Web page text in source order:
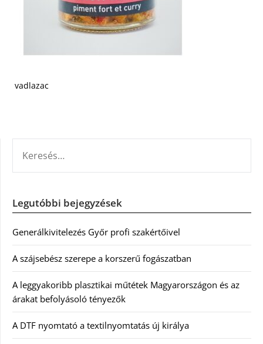
vadlazac
Legutóbbi bejegyzések
Generálkivitelezés Győr profi szakértőivel
A szájsebész szerepe a korszerű fogászatban
A leggyakoribb plasztikai műtétek Magyarországon és az
árakat befolyásoló tényezők
A DTF nyomtató a textilnyomtatás új királya